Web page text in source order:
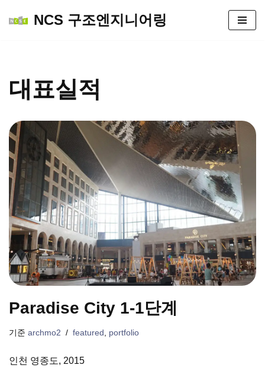
로
건
뛰
기
NCS 구조엔지니어링
대표실적
Paradise City 1-1단계
기준 archmo2 featured portfolio
인천 영종도, 2015